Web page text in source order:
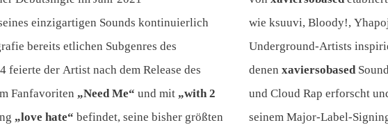
einzigartigen Sounds kontinuierlich
bereits etlichen Subgenres des
feierte der Artist nach dem Release des
Fanfavoriten „Need Me“ und mit „with 2
„love hate“ befindet, seine bisher größten
wie ksuuvi, Bloody!,
Underground-Artists
denen xaviersobased
und Cloud Rap erforscht
seinem Major-Label-